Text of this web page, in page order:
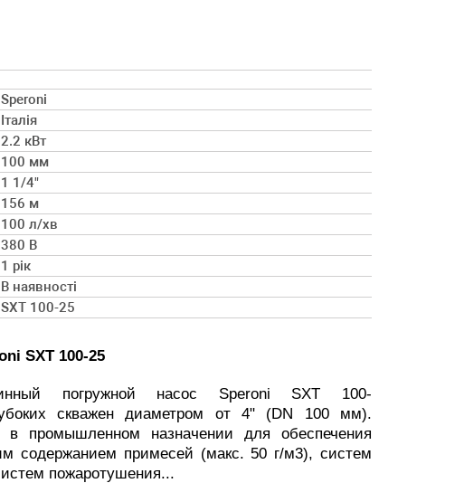
Speroni
Італія
2.2 кВт
100 мм
1 1/4"
156 м
100 л/хв
380 В
1 рік
В наявності
SXT 100-25
SXT 100-25
погружной насос Speroni SXT 100-
скважен диаметром от 4" (DN 100 мм).
промышленном назначении для обеспечения
содержанием примесей (макс. 50 г/м3), систем
пожаротушения...